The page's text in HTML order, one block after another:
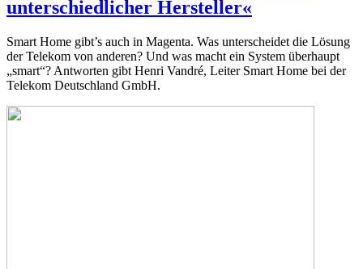
unterschiedlicher Hersteller«
Smart Home gibt’s auch in Magenta. Was unterscheidet die Lösung
der Telekom von anderen? Und was macht ein System überhaupt
„smart“? Antworten gibt Henri Vandré, Leiter Smart Home bei der
Telekom Deutschland GmbH.